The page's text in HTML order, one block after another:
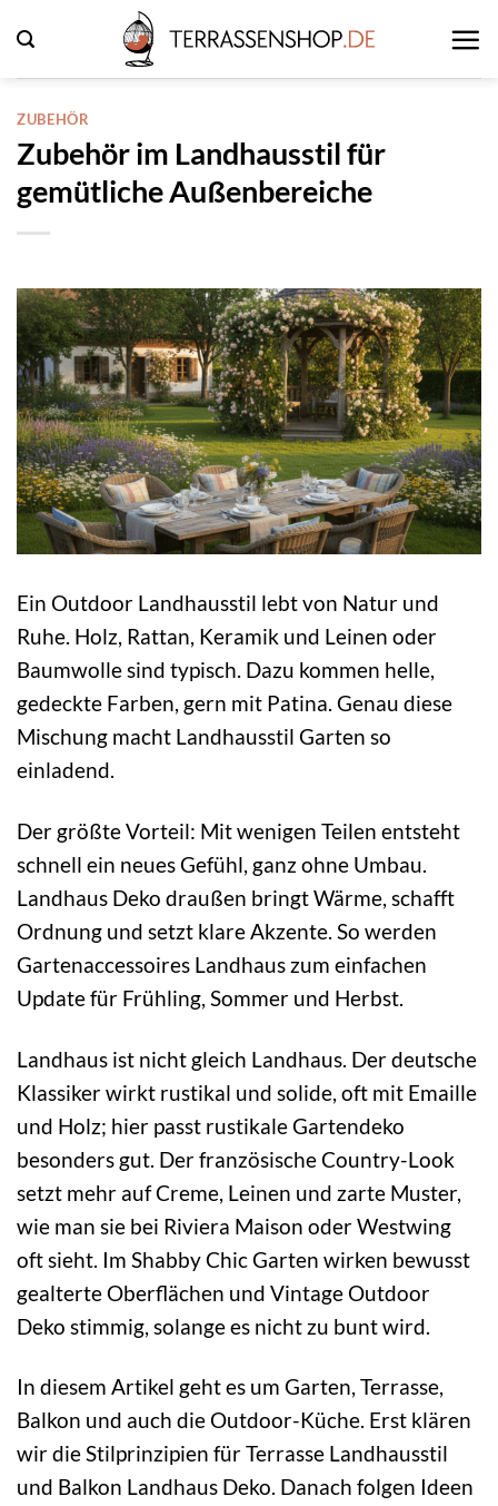
Inhalt
springen
ZUBEHÖR
Zubehör im Landhausstil für
gemütliche Außenbereiche
Ein Outdoor Landhausstil lebt von Natur und
Ruhe. Holz, Rattan, Keramik und Leinen oder
Baumwolle sind typisch. Dazu kommen helle,
gedeckte Farben, gern mit Patina. Genau diese
Mischung macht Landhausstil Garten so
einladend.
Der größte Vorteil: Mit wenigen Teilen entsteht
schnell ein neues Gefühl, ganz ohne Umbau.
Landhaus Deko draußen bringt Wärme, schafft
Ordnung und setzt klare Akzente. So werden
Gartenaccessoires Landhaus zum einfachen
Update für Frühling, Sommer und Herbst.
Landhaus ist nicht gleich Landhaus. Der deutsche
Klassiker wirkt rustikal und solide, oft mit Emaille
und Holz; hier passt rustikale Gartendeko
besonders gut. Der französische Country-Look
setzt mehr auf Creme, Leinen und zarte Muster,
wie man sie bei Riviera Maison oder Westwing
oft sieht. Im Shabby Chic Garten wirken bewusst
gealterte Oberflächen und Vintage Outdoor
Deko stimmig, solange es nicht zu bunt wird.
In diesem Artikel geht es um Garten, Terrasse,
Balkon und auch die Outdoor-Küche. Erst klären
wir die Stilprinzipien für Terrasse Landhausstil
und Balkon Landhaus Deko. Danach folgen Ideen